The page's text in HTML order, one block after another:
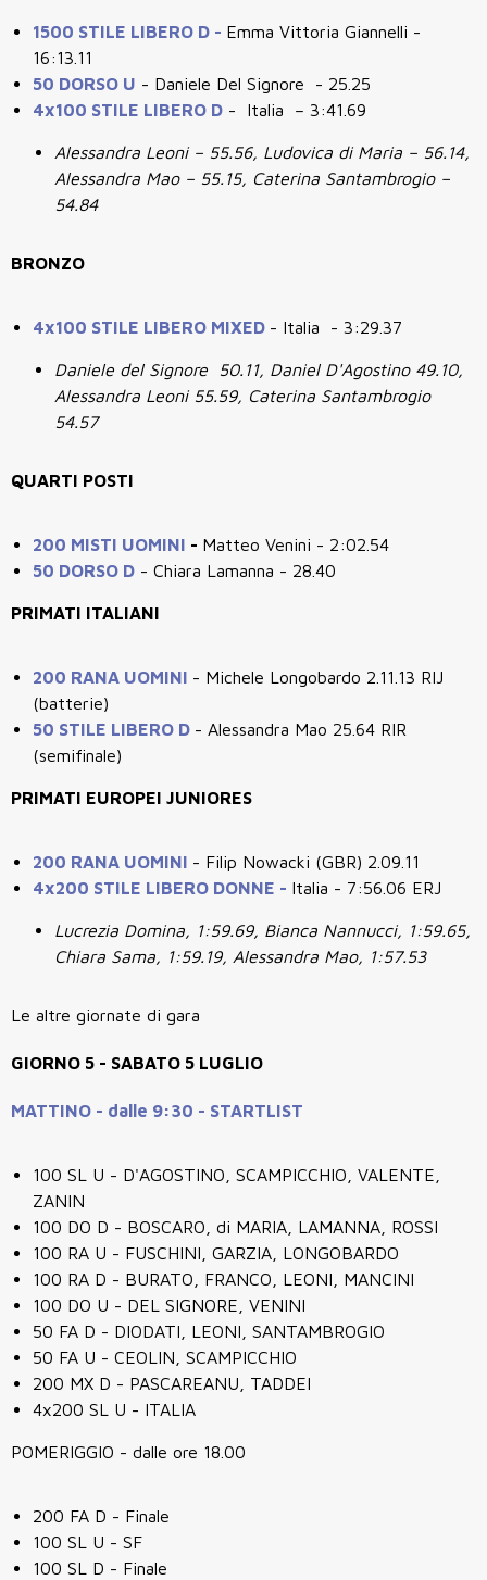
1500 STILE LIBERO D - Emma Vittoria Giannelli -
16:13.11
50 DORSO U - Daniele Del Signore - 25.25
4x100 STILE LIBERO D - Italia – 3:41.69
Alessandra Leoni – 55.56, Ludovica di Maria – 56.14,
Alessandra Mao – 55.15, Caterina Santambrogio –
54.84
BRONZO
4x100 STILE LIBERO MIXED - Italia - 3:29.37
Daniele del Signore 50.11, Daniel D'Agostino 49.10,
Alessandra Leoni 55.59, Caterina Santambrogio
54.57
QUARTI POSTI
200 MISTI UOMINI - Matteo Venini - 2:02.54
50 DORSO D - Chiara Lamanna - 28.40
PRIMATI ITALIANI
200 RANA UOMINI - Michele Longobardo 2.11.13 RIJ
(batterie)
50 STILE LIBERO D - Alessandra Mao 25.64 RIR
(semifinale)
PRIMATI EUROPEI JUNIORES
200 RANA UOMINI - Filip Nowacki (GBR) 2.09.11
4x200 STILE LIBERO DONNE - Italia - 7:56.06 ERJ
Lucrezia Domina, 1:59.69, Bianca Nannucci, 1:59.65,
Chiara Sama, 1:59.19, Alessandra Mao, 1:57.53
Le altre giornate di gara
GIORNO 5 - SABATO 5 LUGLIO
MATTINO - dalle 9:30 - STARTLIST
100 SL U - D'AGOSTINO, SCAMPICCHIO, VALENTE,
ZANIN
100 DO D - BOSCARO, di MARIA, LAMANNA, ROSSI
100 RA U - FUSCHINI, GARZIA, LONGOBARDO
100 RA D - BURATO, FRANCO, LEONI, MANCINI
100 DO U - DEL SIGNORE, VENINI
50 FA D - DIODATI, LEONI, SANTAMBROGIO
50 FA U - CEOLIN, SCAMPICCHIO
200 MX D - PASCAREANU, TADDEI
4x200 SL U - ITALIA
POMERIGGIO - dalle ore 18.00
200 FA D - Finale
100 SL U - SF
100 SL D - Finale